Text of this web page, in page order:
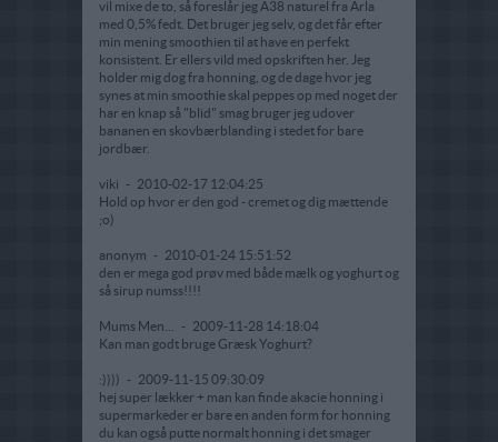
vil mixe de to, så foreslår jeg A38 naturel fra Arla
med 0,5% fedt. Det bruger jeg selv, og det får efter
min mening smoothien til at have en perfekt
konsistent. Er ellers vild med opskriften her. Jeg
holder mig dog fra honning, og de dage hvor jeg
synes at min smoothie skal peppes op med noget der
har en knap så "blid" smag bruger jeg udover
bananen en skovbærblanding i stedet for bare
jordbær.
viki - 2010-02-17 12:04:25
Hold op hvor er den god - cremet og dig mættende
;o)
anonym - 2010-01-24 15:51:52
den er mega god prøv med både mælk og yoghurt og
så sirup numss!!!!
Mums Men... - 2009-11-28 14:18:04
Kan man godt bruge Græsk Yoghurt?
:)))) - 2009-11-15 09:30:09
hej super lækker + man kan finde akacie honning i
supermarkeder er bare en anden form for honning
du kan også putte normalt honning i det smager